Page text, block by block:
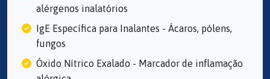
alérgenos inalatórios
IgE Específica para Inalantes - Ácaros, pólens,
fungos
Óxido Nítrico Exalado - Marcador de inflamação